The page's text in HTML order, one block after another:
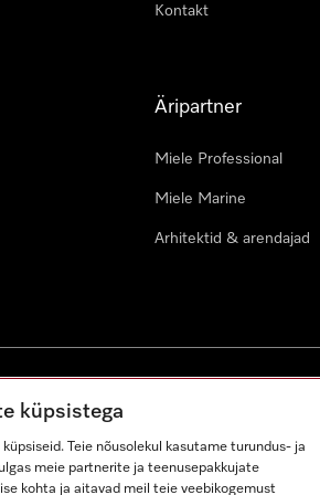
Kontakt
Äripartner
Miele Professional
Miele Marine
Arhitektid & arendajad
küpsistega
Teie nõusolekul kasutame turundus- ja
meie partnerite ja teenusepakkujate
kohta ja aitavad meil teie veebikogemust